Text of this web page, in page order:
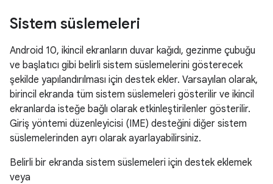
Sistem süslemeleri
Android 10, ikincil ekranların duvar kağıdı, gezinme çubuğu
ve başlatıcı gibi belirli sistem süslemelerini gösterecek
şekilde yapılandırılması için destek ekler. Varsayılan olarak,
birincil ekranda tüm sistem süslemeleri gösterilir ve ikincil
ekranlarda isteğe bağlı olarak etkinleştirilenler gösterilir.
Giriş yöntemi düzenleyicisi (IME) desteğini diğer sistem
süslemelerinden ayrı olarak ayarlayabilirsiniz.
Belirli bir ekranda sistem süslemeleri için destek eklemek
veya